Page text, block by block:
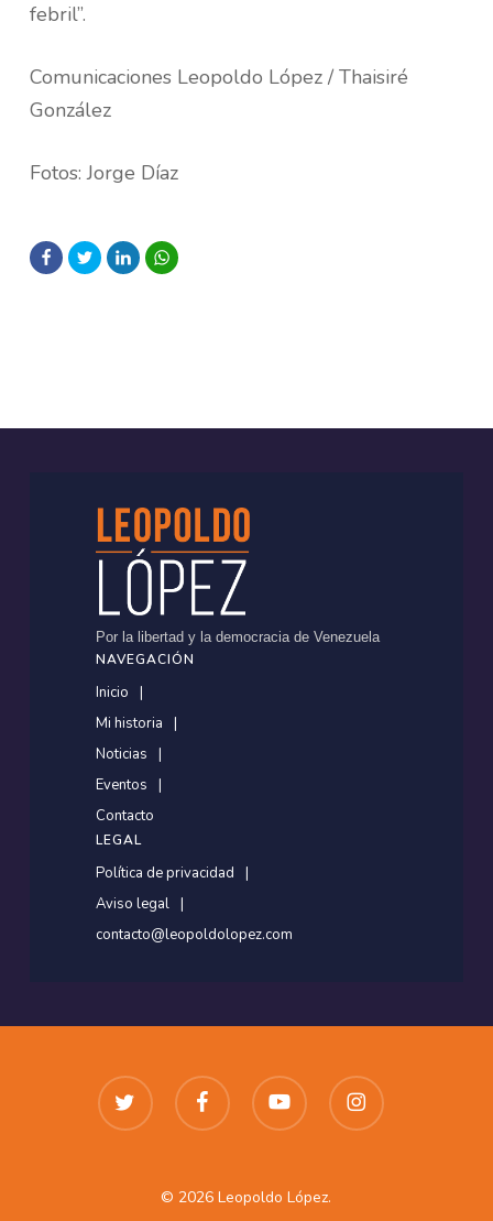
febril”.
Comunicaciones Leopoldo López / Thaisiré
González
Fotos: Jorge Díaz
Por la libertad y la democracia de Venezuela
NAVEGACIÓN
Inicio
Mi historia
Noticias
Eventos
Contacto
LEGAL
Política de privacidad
Aviso legal
contacto@leopoldolopez.com
twitter facebook youtube instagram
© 2026 Leopoldo López.